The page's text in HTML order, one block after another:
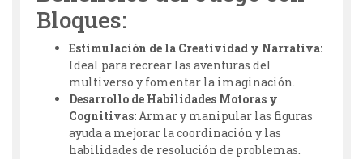
Bloques:
Estimulación de la Creatividad y Narrativa:
Ideal para recrear las aventuras del
multiverso y fomentar la imaginación.
Desarrollo de Habilidades Motoras y
Cognitivas:Armar y manipular las figuras
ayuda a mejorar la coordinación y las
habilidades de resolución de problemas.